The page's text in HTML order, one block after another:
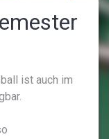
ist auch im